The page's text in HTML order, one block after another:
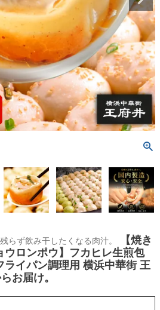
ず飲み干したくなる肉汁。
【焼き
ウロンポウ】フカヒレ生煎包
イパン調理用 横浜中華街 王
お届け。